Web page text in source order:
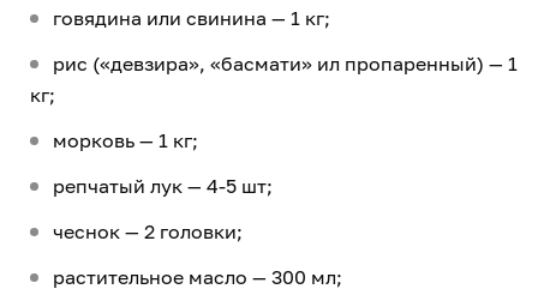
говядина или свинина — 1 кг;
рис («девзира», «басмати» ил пропаренный) — 1
кг;
морковь — 1 кг;
репчатый лук — 4-5 шт;
чеснок — 2 головки;
растительное масло — 300 мл;